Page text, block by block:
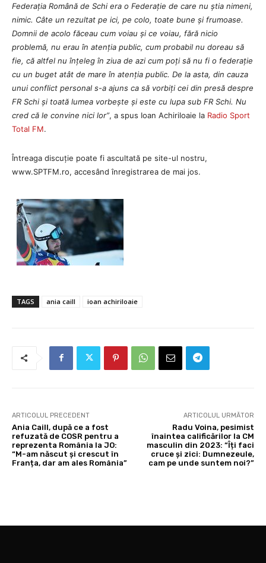
Federația Română de Schi era o Federație de care nu știa nimeni,
nimic. Câte un rezultat pe ici, pe colo, toate bune și frumoase.
Domnii de acolo făceau cum voiau și ce voiau, fără nicio
problemă, nu erau în atenția public, cum probabil nu doreau să
fie, că altfel nu înțeleg în ziua de azi cum poți să nu fi o federație
cu un buget atât de mare în atenția public. De la asta, din cauza
unui conflict personal s-a ajuns ca să vorbiți cei din presă despre
FR Schi și toată lumea vorbește și este cu lupa sub FR Schi. Nu
cred că le convine nici lor”, a spus Ioan Achiriloaie la Radio Sport
Total FM.
Întreaga discuție poate fi ascultată pe site-ul nostru,
www.SPTFM.ro, accesând înregistrarea de mai jos.
TAGS ania caill ioan achiriloaie
ARTICOLUL PRECEDENT
Ania Caill, după ce a fost
refuzată de COSR pentru a
reprezenta România la JO:
“M-am născut și crescut în
Franța, dar am ales România”
ARTICOLUL URMĂTOR
Radu Voina, pesimist
înaintea calificărilor la CM
masculin din 2023: “Îți faci
cruce și zici: Dumnezeule,
cam pe unde suntem noi?”